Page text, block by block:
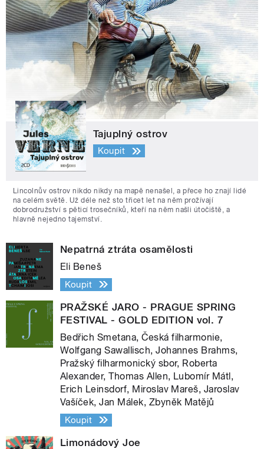
Tajuplný ostrov
Koupit
Lincolnův ostrov nikdo nikdy na mapě nenašel, a přece ho znají lidé
na celém světě. Už déle než sto třicet let na něm prožívají
dobrodružství s pěticí trosečníků, kteří na něm našli útočiště, a
hlavně nejedno tajemství.
Nepatrná ztráta osamělosti
Eli Beneš
Koupit
PRAŽSKÉ JARO - PRAGUE SPRING
FESTIVAL - GOLD EDITION vol. 7
Bedřich Smetana, Česká filharmonie,
Wolfgang Sawallisch, Johannes Brahms,
Pražský filharmonický sbor, Roberta
Alexander, Thomas Allen, Lubomír Mátl,
Erich Leinsdorf, Miroslav Mareš, Jaroslav
Vašíček, Jan Málek, Zbyněk Matějů
Koupit
Limonádový Joe